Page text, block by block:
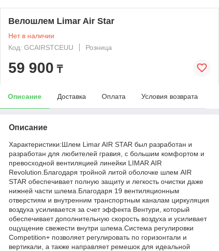
Велошлем Limar Air Star
Нет в наличии
Код: GCAIRSTCEUU
Розница
59 900 ₸
Описание Доставка Оплата Условия возврата
Описание
Характеристики:Шлем Limar AIR STAR был разработан и
разработан для любителей гравия, с большим комфортом и
превосходной вентиляцией линейки LIMAR AIR
Revolution.Благодаря тройной литой оболочке шлем AIR
STAR обеспечивает полную защиту и легкость очистки даже
нижней части шлема.Благодаря 19 вентиляционным
отверстиям и внутренним транспортным каналам циркуляция
воздуха усиливается за счет эффекта Вентури, который
обеспечивает дополнительную скорость воздуха и усиливает
ощущение свежести внутри шлема.Система регулировки
Competition+ позволяет регулировать по горизонтали и
вертикали, а также направляет ремешок для идеальной